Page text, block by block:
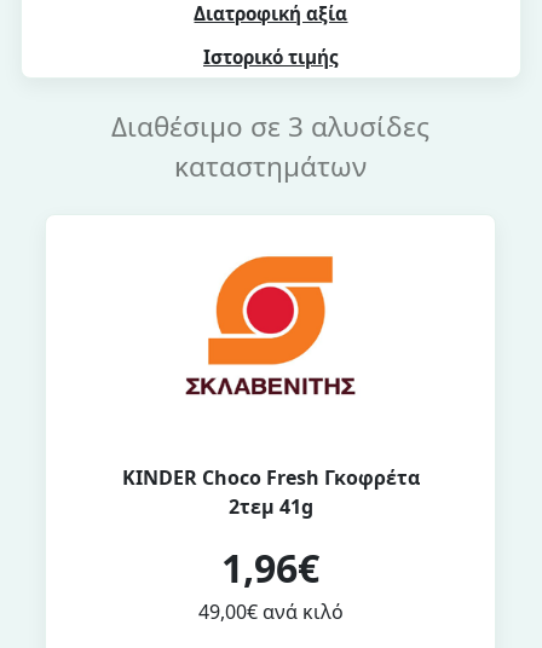
Διατροφική αξία
Ιστορικό τιμής
Διαθέσιμο σε 3 αλυσίδες
καταστημάτων
KINDER Choco Fresh Γκοφρέτα
2τεμ 41g
1,96€
49,00€ ανά κιλό